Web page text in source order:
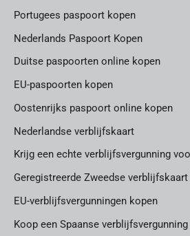
Portugees paspoort kopen
Nederlands Paspoort Kopen
Duitse paspoorten online kopen
EU-paspoorten kopen
Oostenrijks paspoort online kopen
Nederlandse verblijfskaart
Krijg een echte verblijfsvergunning
Geregistreerde Zweedse
EU-verblijfsvergunningen kopen
Koop een Spaanse